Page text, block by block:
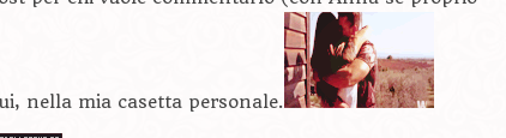
nella mia casetta personale.